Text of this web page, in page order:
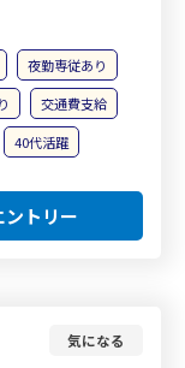
夜勤専従あり
交通費支給
40代活躍
ントリー
気になる